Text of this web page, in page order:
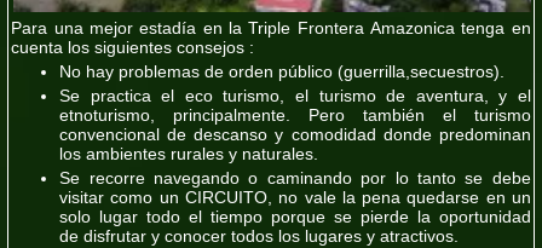
Para una mejor estadía en la Triple Frontera Amazonica tenga en
cuenta los siguientes consejos :
No hay problemas de orden público (guerrilla,secuestros).
Se practica el eco turismo, el turismo de aventura, y el
etnoturismo, principalmente. Pero también el turismo
convencional de descanso y comodidad donde predominan
los ambientes rurales y naturales.
Se recorre navegando o caminando por lo tanto se debe
visitar como un CIRCUITO, no vale la pena quedarse en un
solo lugar todo el tiempo porque se pierde la oportunidad
dedisfrutaryconocer todos los lugares y atractivos.